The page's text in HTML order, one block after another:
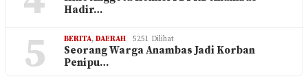
Hadir…
5 BERITA, DAERAH 5251 Dilihat
Seorang Warga Anambas Jadi Korban
Penipu…